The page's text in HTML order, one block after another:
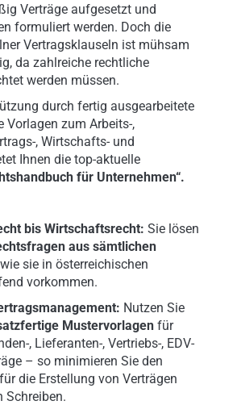
Verträge aufgesetzt und
formuliert werden. Doch die
Vertragsklauseln ist mühsam
da zahlreiche rechtliche
werden müssen.
durch fertig ausgearbeitete
Vorlagen zum Arbeits-,
, Wirtschafts- und
Ihnen die top-aktuelle
für Unternehmen“.
bis Wirtschaftsrecht: Sie lösen
aus sämtlichen
wie sie in österreichischen
vorkommen.
Nutzen Sie
Mustervorlagen für
, Lieferanten-, Vertriebs-, EDV-
– so minimieren Sie den
die Erstellung von Verträgen
Schreiben.